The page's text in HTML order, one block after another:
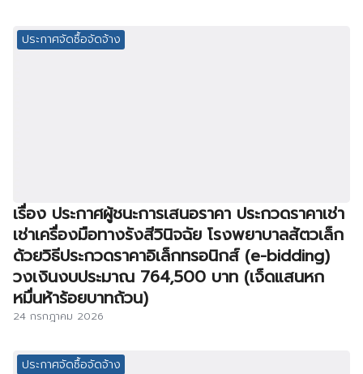
ประกาศจัดซื้อจัดจ้าง
เรื่อง ประกาศผู้ชนะการเสนอราคา ประกวดราคาเช่า
เช่าเครื่องมือทางรังสีวินิจฉัย โรงพยาบาลสัตวเล็ก
ด้วยวิธีประกวดราคาอิเล็กทรอนิกส์ (e-bidding)
วงเงินงบประมาณ 764,500 บาท (เจ็ดแสนหก
หมื่นห้าร้อยบาทถ้วน)
24 กรกฎาคม 2026
ประกาศจัดซื้อจัดจ้าง